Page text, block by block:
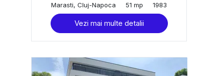
Marasti, Cluj-Napoca
51 mp 1983
Vezi mai multe detalii